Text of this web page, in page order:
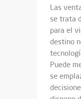
Las
se trata
para el
destino
Puede
se